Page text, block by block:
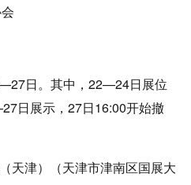
日。其中，22—24日展位
日展示，27日16:00开始撤
津）（天津市津南区国展大